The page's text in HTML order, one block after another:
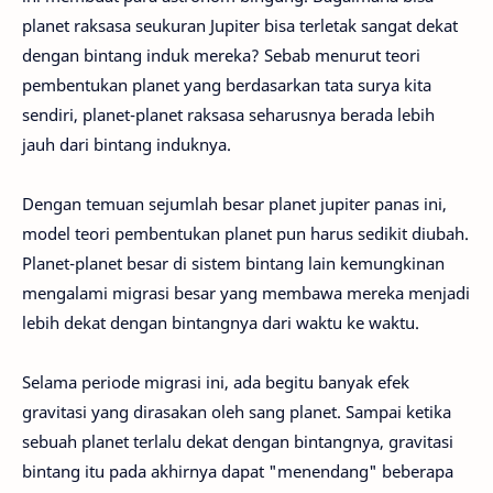
planet raksasa seukuran Jupiter bisa terletak sangat dekat
dengan bintang induk mereka? Sebab menurut teori
pembentukan planet yang berdasarkan tata surya kita
sendiri, planet-planet raksasa seharusnya berada lebih
jauh dari bintang induknya.
Dengan temuan sejumlah besar planet jupiter panas ini,
model teori pembentukan planet pun harus sedikit diubah.
Planet-planet besar di sistem bintang lain kemungkinan
mengalami migrasi besar yang membawa mereka menjadi
lebih dekat dengan bintangnya dari waktu ke waktu.
Selama periode migrasi ini, ada begitu banyak efek
gravitasi yang dirasakan oleh sang planet. Sampai ketika
sebuah planet terlalu dekat dengan bintangnya, gravitasi
bintang itu pada akhirnya dapat "menendang" beberapa